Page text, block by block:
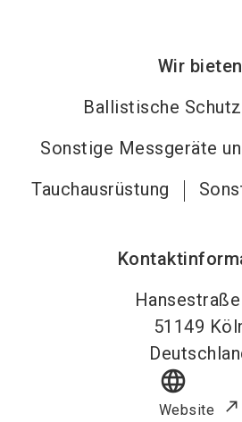
Wir bieten
Ballistische
Sonstige Messgeräte
Tauchausrüstung
51149
language
Website